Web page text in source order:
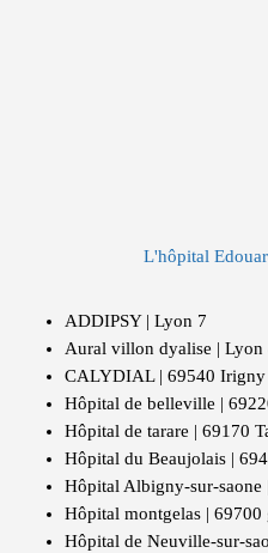
L'hôpital
ADDIPSY | Lyon 7
Aural villon dyalise | Lyon
CALYDIAL | 69540 Irigny
Hôpital de belleville |
Hôpital de tarare | 69170
Hôpital du Beaujolais |
Hôpital Albigny-sur-saone
Hôpital montgelas | 69700
Hôpital de Neuville-sur-